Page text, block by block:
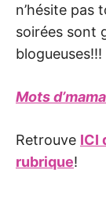
n’hésite pas
soirées sont
blogueuses!!!
Mots
Retrouve ICI
rubrique!